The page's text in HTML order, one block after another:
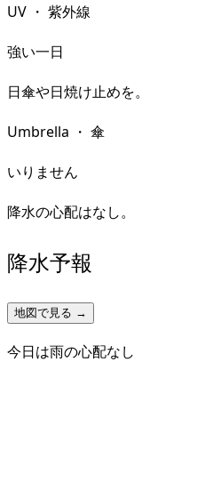
UV ・ 紫外線
強い一日
日傘や日焼け止めを。
Umbrella ・ 傘
いりません
降水の心配はなし。
降水予報
地図で見る →
今日は雨の心配なし